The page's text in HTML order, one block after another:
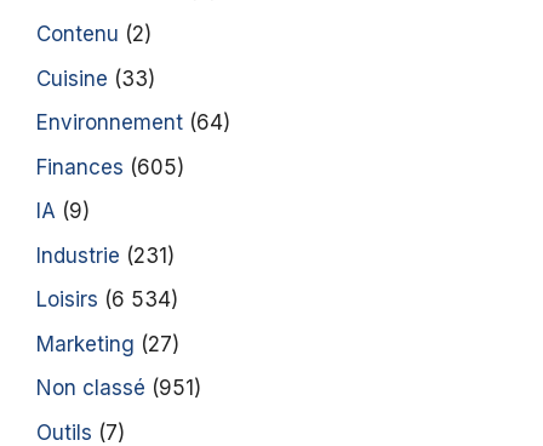
Contenu (2)
Cuisine (33)
Environnement (64)
Finances (605)
IA (9)
Industrie (231)
Loisirs (6 534)
Marketing (27)
Non classé (951)
Outils (7)